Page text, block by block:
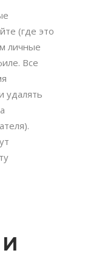
(где это
личные
Все
удалять